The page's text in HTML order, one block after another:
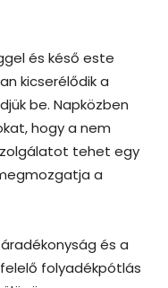
és késő este
kicserélődik a
be. Napközben
hogy a nem
tehet egy
a
és a
folyadékpótlás